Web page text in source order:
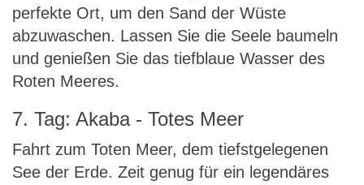
perfekte Ort, um den Sand der Wüste
abzuwaschen. Lassen Sie die Seele baumeln
und genießen Sie das tiefblaue Wasser des
Roten Meeres.
7. Tag: Akaba - Totes Meer
Fahrt zum Toten Meer, dem tiefstgelegenen
See der Erde. Zeit genug für ein legendäres